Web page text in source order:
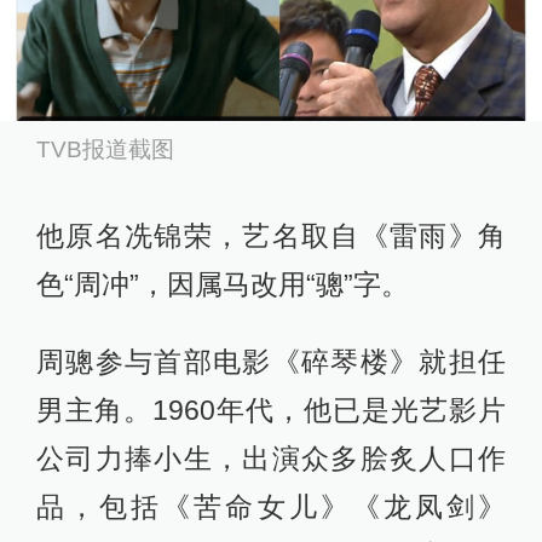
TVB报道截图
他原名冼锦荣，艺名取自《雷雨》角
色“周冲”，因属马改用“骢”字。
周骢参与首部电影《碎琴楼》就担任
男主角。1960年代，他已是光艺影片
公司力捧小生，出演众多脍炙人口作
品，包括《苦命女儿》《龙凤剑》